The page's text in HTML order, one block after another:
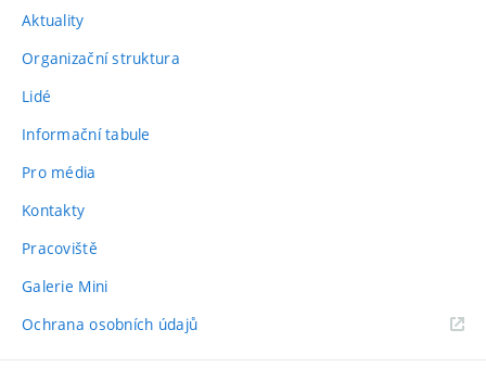
Aktuality
Organizační struktura
Lidé
Informační tabule
Pro média
Kontakty
Pracoviště
Galerie Mini
Ochrana osobních údajů